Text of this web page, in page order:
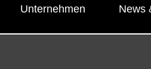
Unternehmen News